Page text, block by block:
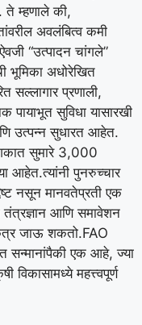
ते म्हणाले की,
अवलंबित्व कमी
“उत्पादन चांगले”
भूमिका अधोरेखित
सल्लागार प्रणाली,
पायाभूत सुविधा यासारखी
उत्पन्न सुधारत आहेत.
सुमारे 3,000
आहेत.त्यांनी पुनरुच्चार
नसून मानवतेप्रती एक
तंत्रज्ञान आणि समावेशन
जाऊ शकतो.FAO
सन्मानांपैकी एक आहे, ज्या
विकासामध्ये महत्त्वपूर्ण